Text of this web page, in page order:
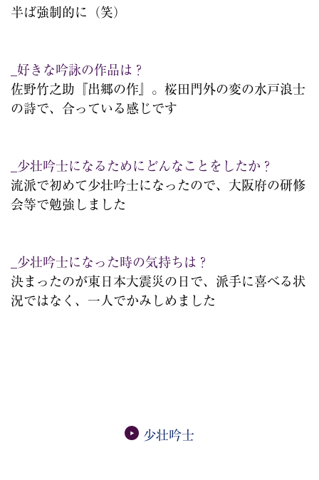
半ば強制的に（笑）
_好きな吟詠の作品は？
佐野竹之助『出郷の作』。桜田門外の変の水戸浪士
の詩で、合っている感じです
_少壮吟士になるためにどんなことをしたか？
流派で初めて少壮吟士になったので、大阪府の研修
会等で勉強しました
_少壮吟士になった時の気持ちは？
決まったのが東日本大震災の日で、派手に喜べる状
況ではなく、一人でかみしめました
少壮吟士